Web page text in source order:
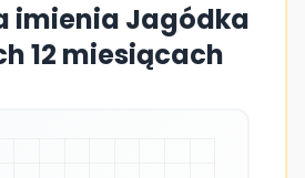
imienia Jagódka
12 miesiącach